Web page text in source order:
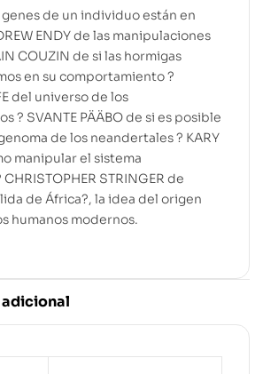
de un individuo están en
ENDY de las manipulaciones
COUZIN de si las hormigas
en su comportamiento ?
del universo de los
? SVANTE PÄÄBO de si es posible
de los neandertales ? KARY
manipular el sistema
STRINGER de
de África?, la idea del origen
humanos modernos.